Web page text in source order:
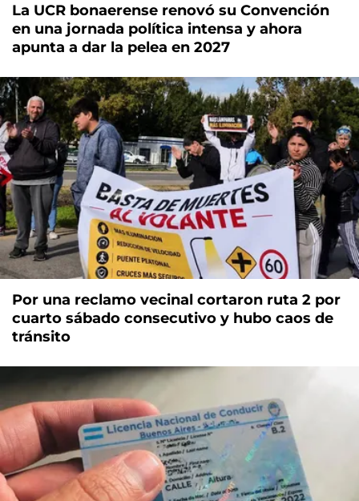
La UCR bonaerense renovó su Convención
en una jornada política intensa y ahora
apunta a dar la pelea en 2027
Por una reclamo vecinal cortaron ruta 2 por
cuarto sábado consecutivo y hubo caos de
tránsito